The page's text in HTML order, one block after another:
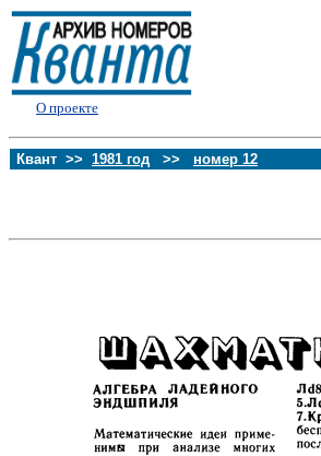
О проекте
Квант >> 1981 год >> номер 12